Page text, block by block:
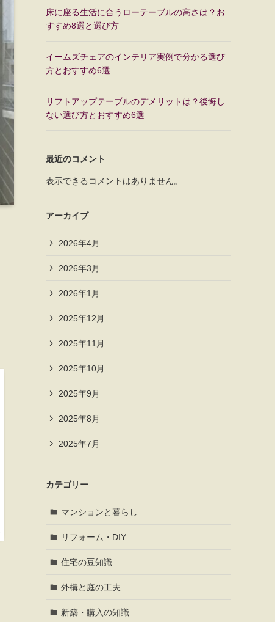
床に座る生活に合うローテーブルの高さは？お
すすめ8選と選び方
イームズチェアのインテリア実例で分かる選び
方とおすすめ6選
リフトアップテーブルのデメリットは？後悔し
ない選び方とおすすめ6選
最近のコメント
表示できるコメントはありません。
アーカイブ
2026年4月
2026年3月
2026年1月
2025年12月
2025年11月
2025年10月
2025年9月
2025年8月
2025年7月
カテゴリー
マンションと暮らし
リフォーム・DIY
住宅の豆知識
外構と庭の工夫
新築・購入の知識